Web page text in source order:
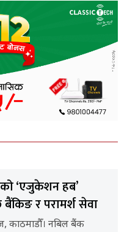
‘एजुकेशन हब’
र परामर्श सेवा
काठमाडौँ। नबिल बैंक